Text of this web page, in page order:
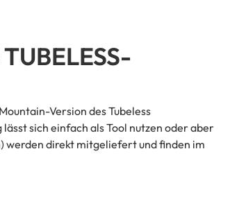
Version des Tubeless
sich einfach als Tool nutzen oder aber
werden direkt mitgeliefert und finden im